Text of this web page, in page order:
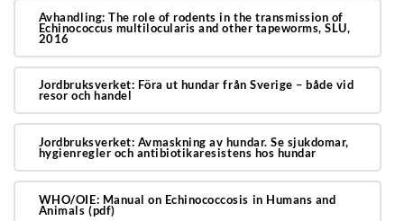
Avhandling: The role of rodents in the transmission of
Echinococcus multilocularis and other tapeworms, SLU,
2016
Jordbruksverket: Föra ut hundar från Sverige – både vid
resor och handel
Jordbruksverket: Avmaskning av hundar. Se sjukdomar,
hygienregler och antibiotikaresistens hos hundar
WHO/OIE: Manual on Echinococcosis in Humans and
Animals (pdf)